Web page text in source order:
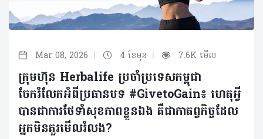
Mar 08, 2026 | 4 ខែមុន | 7.6K មើល
ក្រុមហ៊ុន Herbalife ប្រចាំប្រទេសកម្ពុជា
ចែករំលែកអំពីប្រធានបទ #GivetoGain៖ ហេតុអ្វី
បានជាការថែទាំសុខភាពខ្លួនឯង គឺជាកាតព្វកិច្ចដែល
អ្នកមិនគួរមើលរំលង?